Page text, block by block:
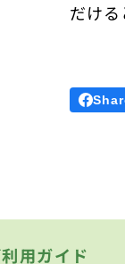
だけ
用ガイド